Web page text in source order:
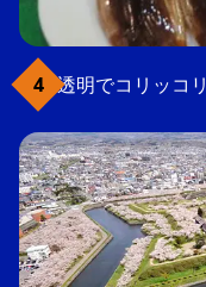
透明でコリッコ